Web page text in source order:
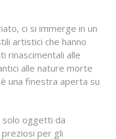
ci si immerge in un
artistici che hanno
rinascimentali alle
alle nature morte
una finestra aperta su
solo oggetti da
per gli